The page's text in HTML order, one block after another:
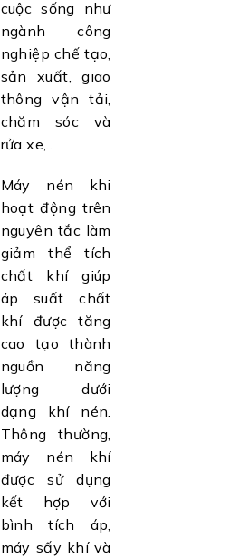
cuộc sống như
ngành công
nghiệp chế tạo,
sản xuất, giao
thông vận tải,
chăm sóc và
rửa xe,..
Máy nén khi
hoạt động trên
nguyên tắc làm
giảm thể tích
chất khí giúp
áp suất chất
khí được tăng
cao tạo thành
nguồn năng
lượng dưới
dạng khí nén.
Thông thường,
máy nén khí
được sử dụng
kết hợp với
bình tích áp,
máy sấy khí và